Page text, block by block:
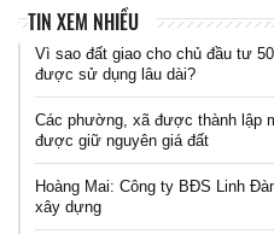
TIN XEM NHIỀU
Vì sao đất giao cho chủ đầu tư
được sử dụng lâu dài?
Các phường, xã được thành lập
được giữ nguyên giá đất
Hoàng Mai: Công ty BĐS Linh
xây dựng